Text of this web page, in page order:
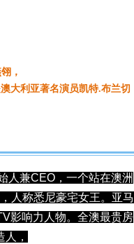
，
大利亚著名演员凯特.布兰切
人兼CEO，一个站在澳洲
人称悉尼豪宅女王。亚马
影响力人物。全澳最贵房
，